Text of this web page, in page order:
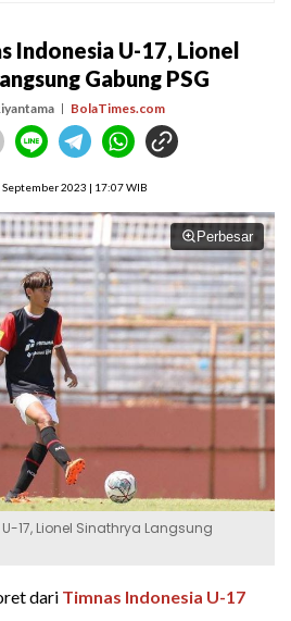
Indonesia U-17, Lionel
Gabung PSG
BolaTimes.com
September 2023 | 17:07 WIB
Perbesar
17, Lionel Sinathrya Langsung
dari Timnas Indonesia U-17